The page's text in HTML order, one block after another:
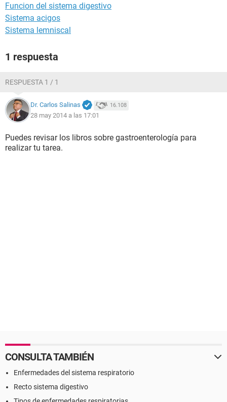
Funcion del sistema digestivo
Sistema acigos
Sistema lemniscal
1 respuesta
RESPUESTA 1 / 1
Dr. Carlos Salinas 16.108
28 may 2014 a las 17:01
Puedes revisar los libros sobre gastroenterología para
realizar tu tarea.
CONSULTA TAMBIÉN
Enfermedades del sistema respiratorio
Recto sistema digestivo